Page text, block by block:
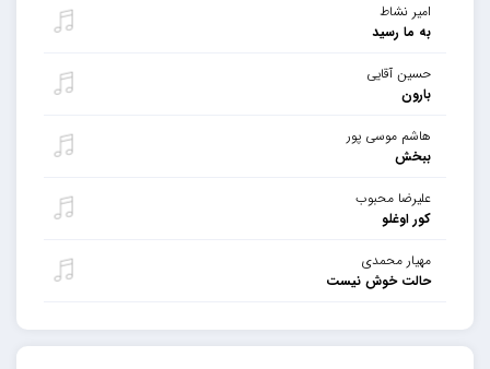
امیر نشاط
به ما رسید
حسین آقایی
بارون
هاشم موسی پور
ببخش
علیرضا محبوب
کور اوغلو
مهیار محمدی
حالت خوش نیست